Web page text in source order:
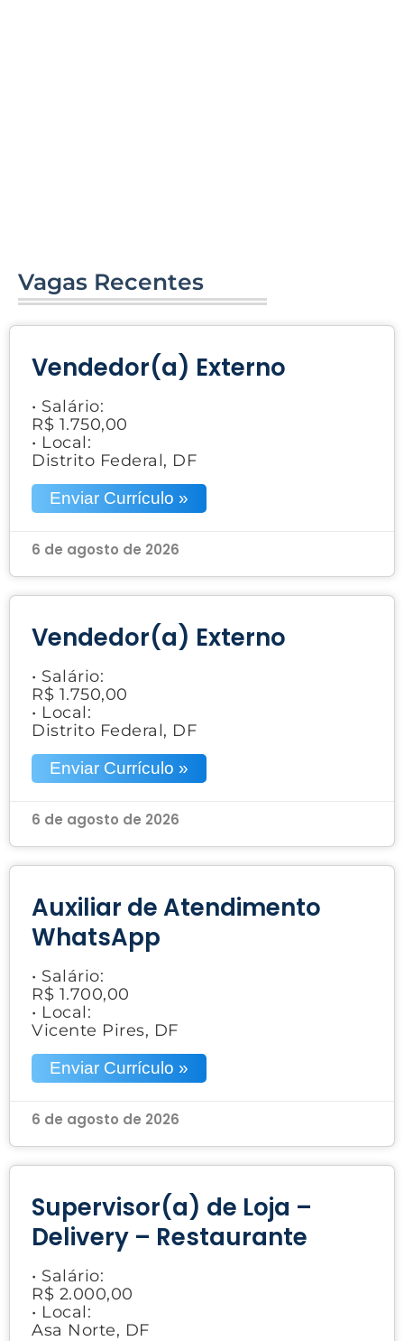
Vagas Recentes
Vendedor(a) Externo
• Salário:
R$ 1.750,00
• Local:
Distrito Federal, DF
Enviar Currículo »
6 de agosto de 2026
Vendedor(a) Externo
• Salário:
R$ 1.750,00
• Local:
Distrito Federal, DF
Enviar Currículo »
6 de agosto de 2026
Auxiliar de Atendimento
WhatsApp
• Salário:
R$ 1.700,00
• Local:
Vicente Pires, DF
Enviar Currículo »
6 de agosto de 2026
Supervisor(a) de Loja –
Delivery – Restaurante
• Salário:
R$ 2.000,00
• Local:
Asa Norte, DF